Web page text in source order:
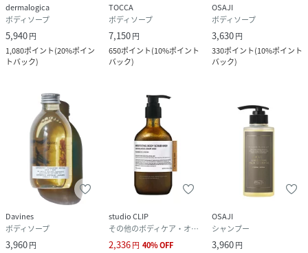
dermalogica
ボディソープ
5,940円
1,080ポイント(20%ポイン
トバック)
TOCCA
ボディソープ
7,150円
650ポイント(10%ポイント
バック)
OSAJI
ボディソープ
3,630円
330ポイント(10%ポイント
バック)
Davines
ボディソープ
3,960円
studio CLIP
その他のボディケア・オーラルケア
2,336円 40%OFF
OSAJI
シャンプー
3,960円